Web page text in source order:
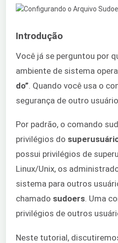
Introdução
Você já se perguntou por
ambiente de sistema
do” . Quando você usa o
segurança de outro usuário.
Por padrão, o comando
privilégios do
possui privilégios de
Linux/Unix, os
sistema para outros
chamado sudoers. Uma
privilégios de outros
Neste tutorial,